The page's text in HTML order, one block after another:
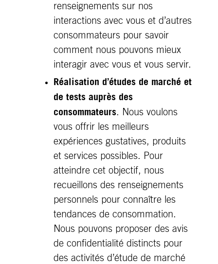
renseignements sur nos
interactions avec vous et d’autres
consommateurs pour savoir
comment nous pouvons mieux
interagir avec vous et vous servir.
Réalisation d’études de marché et
de tests auprès des
consommateurs. Nous voulons
vous offrir les meilleurs
expériences gustatives, produits
et services possibles. Pour
atteindre cet objectif, nous
recueillons des renseignements
personnels pour connaître les
tendances de consommation.
Nous pouvons proposer des avis
de confidentialité distincts pour
des activités d’étude de marché